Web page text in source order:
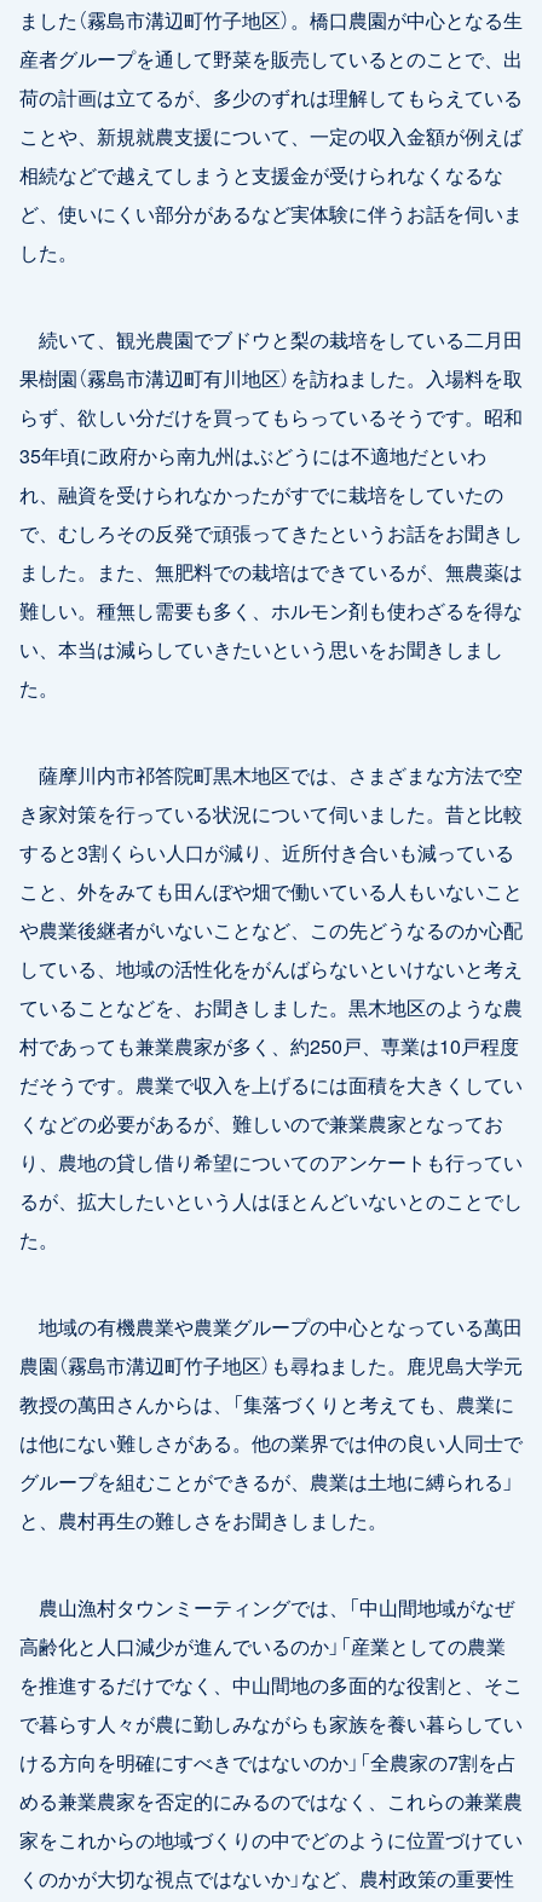
ました（霧島市溝辺町竹子地区）。橋口農園が中心となる生
産者グループを通して野菜を販売しているとのことで、出
荷の計画は立てるが、多少のずれは理解してもらえている
ことや、新規就農支援について、一定の収入金額が例えば
相続などで越えてしまうと支援金が受けられなくなるな
ど、使いにくい部分があるなど実体験に伴うお話を伺いま
した。
続いて、観光農園でブドウと梨の栽培をしている二月田
果樹園（霧島市溝辺町有川地区）を訪ねました。入場料を取
らず、欲しい分だけを買ってもらっているそうです。昭和
35年頃に政府から南九州はぶどうには不適地だといわ
れ、融資を受けられなかったがすでに栽培をしていたの
で、むしろその反発で頑張ってきたというお話をお聞きし
ました。また、無肥料での栽培はできているが、無農薬は
難しい。種無し需要も多く、ホルモン剤も使わざるを得な
い、本当は減らしていきたいという思いをお聞きしまし
た。
薩摩川内市祁答院町黒木地区では、さまざまな方法で空
き家対策を行っている状況について伺いました。昔と比較
すると3割くらい人口が減り、近所付き合いも減っている
こと、外をみても田んぼや畑で働いている人もいないこと
や農業後継者がいないことなど、この先どうなるのか心配
している、地域の活性化をがんばらないといけないと考え
ていることなどを、お聞きしました。黒木地区のような農
村であっても兼業農家が多く、約250戸、専業は10戸程度
だそうです。農業で収入を上げるには面積を大きくしてい
くなどの必要があるが、難しいので兼業農家となってお
り、農地の貸し借り希望についてのアンケートも行ってい
るが、拡大したいという人はほとんどいないとのことでし
た。
地域の有機農業や農業グループの中心となっている萬田
農園（霧島市溝辺町竹子地区）も尋ねました。鹿児島大学元
教授の萬田さんからは、「集落づくりと考えても、農業に
は他にない難しさがある。他の業界では仲の良い人同士で
グループを組むことができるが、農業は土地に縛られる」
と、農村再生の難しさをお聞きしました。
農山漁村タウンミーティングでは、「中山間地域がなぜ
高齢化と人口減少が進んでいるのか」「産業としての農業
を推進するだけでなく、中山間地の多面的な役割と、そこ
で暮らす人々が農に勤しみながらも家族を養い暮らしてい
ける方向を明確にすべきではないのか」「全農家の7割を占
める兼業農家を否定的にみるのではなく、これらの兼業農
家をこれからの地域づくりの中でどのように位置づけてい
くのかが大切な視点ではないか」など、農村政策の重要性